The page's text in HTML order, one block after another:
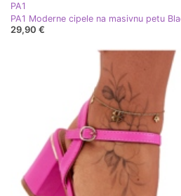
PA1
PA1 Moderne cipele na masivnu petu
29,90 €